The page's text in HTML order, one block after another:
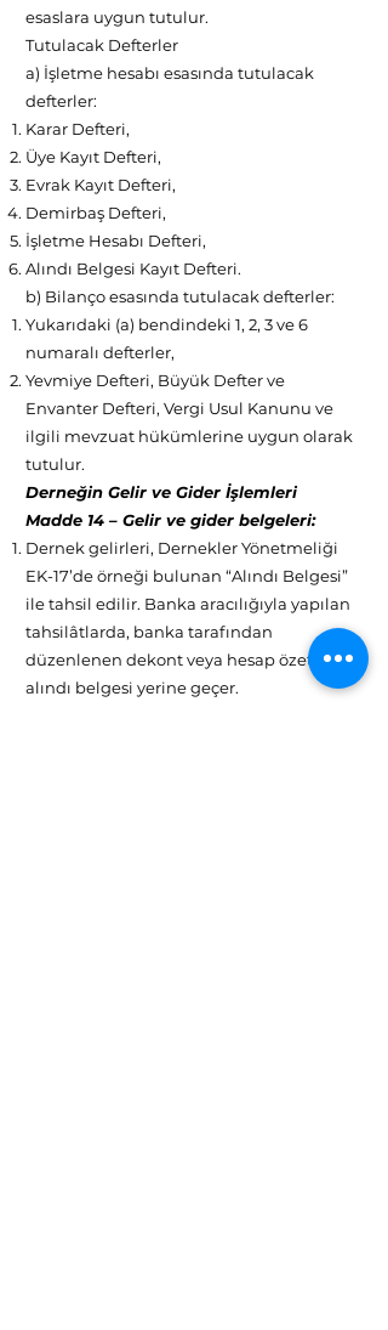
esaslara uygun tutulur.
Tutulacak Defterler
a) İşletme hesabı esasında tutulacak
defterler:
Karar Defteri,
Üye Kayıt Defteri,
Evrak Kayıt Defteri,
Demirbaş Defteri,
İşletme Hesabı Defteri,
Alındı Belgesi Kayıt Defteri.
b) Bilanço esasında tutulacak defterler:
Yukarıdaki (a) bendindeki 1, 2, 3 ve 6
numaralı defterler,
Yevmiye Defteri, Büyük Defter ve
Envanter Defteri, Vergi Usul Kanunu ve
ilgili mevzuat hükümlerine uygun olarak
tutulur.
Derneğin Gelir ve Gider İşlemleri
Madde 14 – Gelir ve gider belgeleri:
Dernek gelirleri, Dernekler Yönetmeliği
EK-17’de örneği bulunan “Alındı Belgesi”
ile tahsil edilir. Banka aracılığıyla yapılan
tahsilâtlarda, banka tarafından
düzenlenen dekont veya hesap özetleri
alındı belgesi yerine geçer.